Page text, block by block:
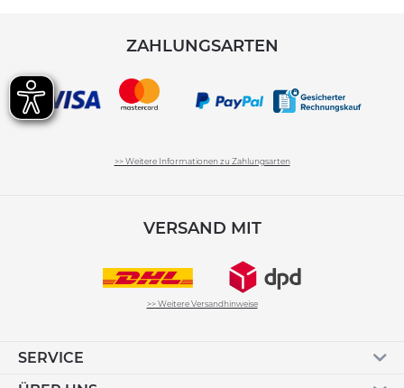
ZAHLUNGSARTEN
>> Weitere Informationen zu Zahlungsarten
VERSAND MIT
>> Weitere Versandhinweise
SERVICE